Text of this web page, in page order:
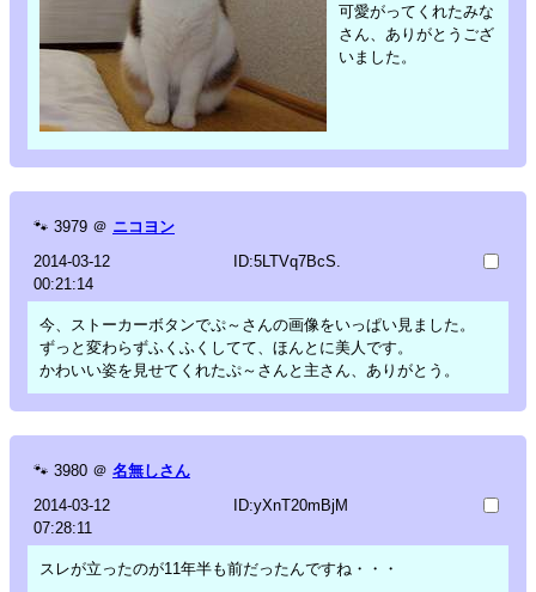
可愛がってくれたみな
さん、ありがとうござ
いました。
🐾 3979 ＠ ニコヨン
2014-03-12
00:21:14
ID:5LTVq7BcS.
今、ストーカーボタンでぷ～さんの画像をいっぱい見ました。
ずっと変わらずふくふくしてて、ほんとに美人です。
かわいい姿を見せてくれたぷ～さんと主さん、ありがとう。
🐾 3980 ＠ 名無しさん
2014-03-12
07:28:11
ID:yXnT20mBjM
スレが立ったのが11年半も前だったんですね・・・